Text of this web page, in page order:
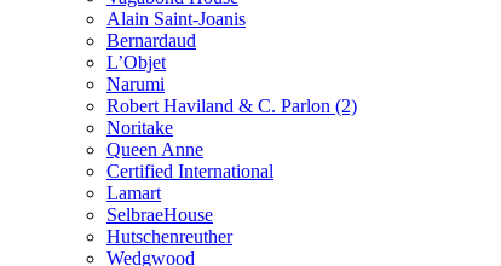
Alain Saint-Joanis
Bernardaud
L’Objet
Narumi
Robert Haviland & C. Parlon (2)
Noritakе
Queen Anne
Certified International
Lamart
SelbraeHouse
Hutschenreuther
Wedgwood